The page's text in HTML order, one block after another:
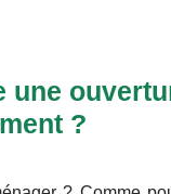
une
?